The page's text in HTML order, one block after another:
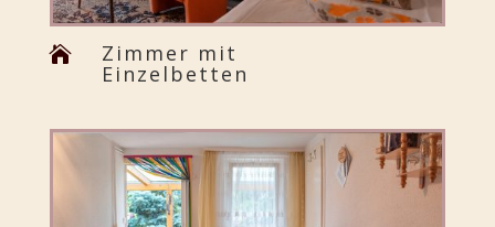
 Zimmer mit
Einzelbetten